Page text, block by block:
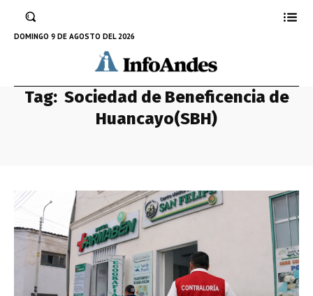
DOMINGO 9 DE AGOSTO DEL 2026
Tag: Sociedad de Beneficencia de
Huancayo(SBH)